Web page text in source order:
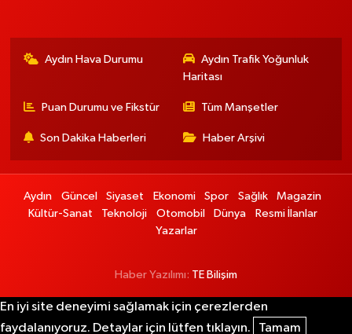
Aydın Hava Durumu
Aydın Trafik Yoğunluk
Haritası
Puan Durumu ve Fikstür Tüm Manşetler
Son Dakika Haberleri Haber Arşivi
Aydın Güncel Siyaset Ekonomi Spor Sağlık
Magazin
Kültür-Sanat
Teknoloji Otomobil Dünya
Resmi İlanlar
Yazarlar
Haber Yazılımı: TE Bilişim
En iyi site deneyimi sağlamak için çerezlerden
faydalanıyoruz. Detaylar için lütfen tıklayın.
Tamam